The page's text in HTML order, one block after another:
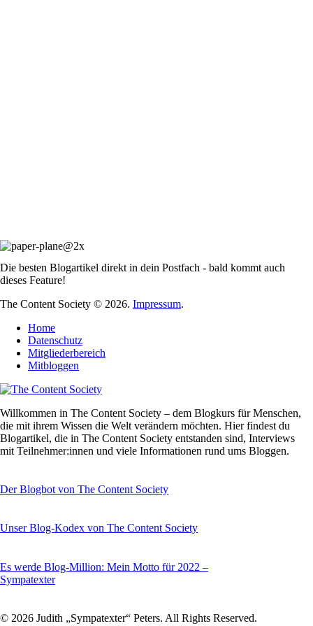
Die besten Blogartikel direkt in dein Postfach - bald kommt auch
dieses Feature!
The Content Society © 2026. Impressum.
Home
Datenschutz
Mitgliederbereich
Mitbloggen
Willkommen in The Content Society – dem Blogkurs für Menschen,
die mit ihrem Wissen die Welt verändern möchten. Hier findest du
Blogartikel, die in The Content Society entstanden sind, Interviews
mit Teilnehmer:innen und viele Informationen rund ums Bloggen.
Der Blogbot von The Content Society
Unser Blog-Kodex von The Content Society
Es werde Blog-Million: Mein Motto für 2022 –
Sympatexter
© 2026 Judith „Sympatexter“ Peters. All Rights Reserved.